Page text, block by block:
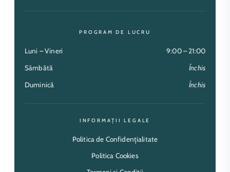
PROGRAM DE LUCRU
Luni – Vineri 9:00 – 21:00
Sâmbătă Închis
Duminică Închis
INFORMAȚII LEGALE
Politica de Confidențialitate
Politica Cookies